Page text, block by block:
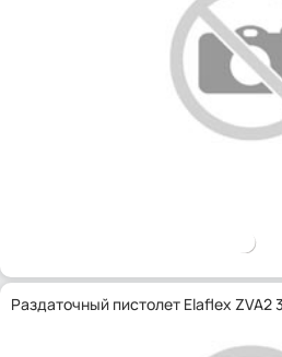
Раздаточный пистолет Elaflex ZVA2